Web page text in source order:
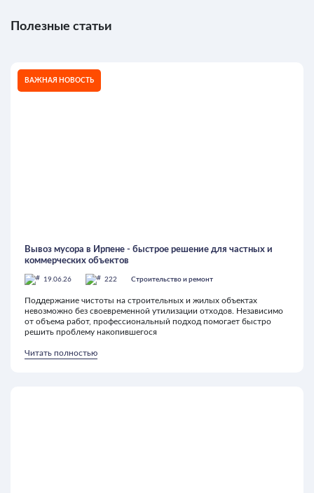
Полезные статьи
ВАЖНАЯ НОВОСТЬ
Вывоз мусора в Ирпене - быстрое решение для частных и
коммерческих объектов
19.06.26 222 Строительство и ремонт
Поддержание чистоты на строительных и жилых объектах
невозможно без своевременной утилизации отходов. Независимо
от объема работ, профессиональный подход помогает быстро
решить проблему накопившегося
Читать полностью